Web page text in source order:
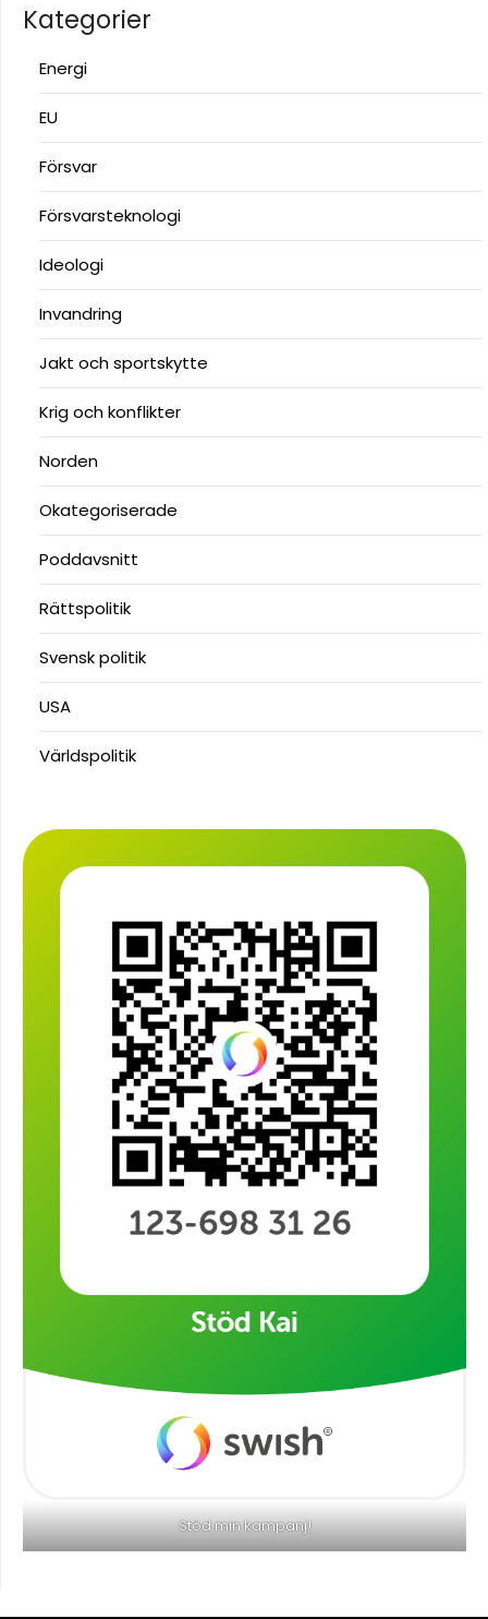
Kategorier
Energi
EU
Försvar
Försvarsteknologi
Ideologi
Invandring
Jakt och sportskytte
Krig och konflikter
Norden
Okategoriserade
Poddavsnitt
Rättspolitik
Svensk politik
USA
Världspolitik
Stöd min kampanj!